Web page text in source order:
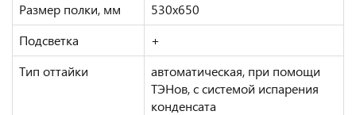
Размер полки, мм
530x650
Подсветка
+
Тип оттайки
автоматическая, при помощи
ТЭНов, с системой испарения
конденсата